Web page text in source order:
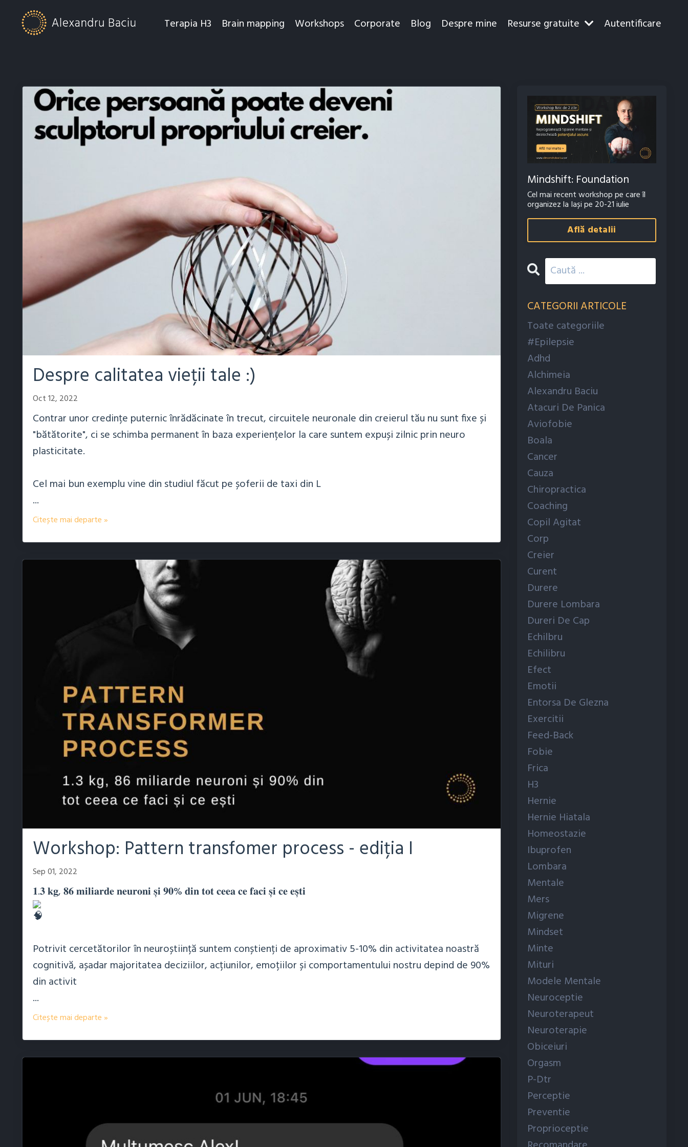
Terapia H3 Brain mapping Workshops Corporate Blog Despre mine Resurse gratuite Autentificare
Despre calitatea vieții tale :)
Oct 12, 2022
Contrar unor credințe puternic înrădăcinate în trecut, circuitele neuronale din creierul tău nu sunt fixe și
"bătătorite", ci se schimba permanent în baza experiențelor la care suntem expuși zilnic prin neuro
plasticitate.
Cel mai bun exemplu vine din studiul făcut pe șoferii de taxi din L
...
Citește mai departe »
Workshop: Pattern transfomer process - ediția I
Sep 01, 2022
𝟏.𝟑 𝐤𝐠, 𝟖𝟔 𝐦𝐢𝐥𝐢𝐚𝐫𝐝𝐞 𝐧𝐞𝐮𝐫𝐨𝐧𝐢 𝐬̦𝐢 𝟗𝟎% 𝐝𝐢𝐧 𝐭𝐨𝐭 𝐜𝐞𝐞𝐚 𝐜𝐞 𝐟𝐚𝐜𝐢 𝐬̦𝐢 𝐜𝐞 𝐞𝐬̦𝐭𝐢
Potrivit cercetătorilor în neuroștiință suntem conștienți de aproximativ 5-10% din activitatea noastră
cognitivă, așadar majoritatea deciziilor, acțiunilor, emoțiilor și comportamentului nostru depind de 90%
din activit
...
Citește mai departe »
Mindshift: Foundation
Cel mai recent workshop pe care îl
organizez la Iași pe 20-21 iulie
Află detalii
CATEGORII ARTICOLE
Toate categoriile
#epilepsie
Adhd
Alchimeia
Alexandru Baciu
Atacuri De Panica
Aviofobie
Boala
Cancer
Cauza
Chiropractica
Coaching
Copil Agitat
Corp
Creier
Curent
Durere
Durere Lombara
Dureri De Cap
Echilbru
Echilibru
Efect
Emotii
Entorsa De Glezna
Exercitii
Feed-Back
Fobie
Frica
H3
Hernie
Hernie Hiatala
Homeostazie
Ibuprofen
Lombara
Mentale
Mers
Migrene
Mindset
Minte
Mituri
Modele Mentale
Neuroceptie
Neuroterapeut
Neuroterapie
Obiceiuri
Orgasm
P-Dtr
Perceptie
Preventie
Proprioceptie